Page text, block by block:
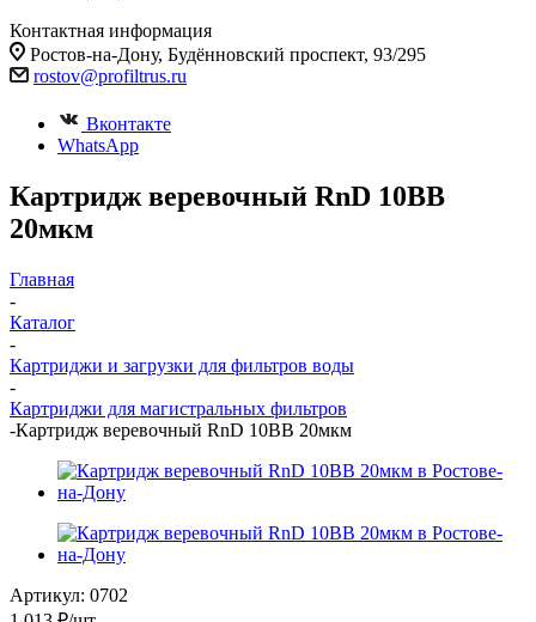
Контактная информация
Ростов-на-Дону, Будённовский проспект, 93/295
rostov@profiltrus.ru
Вконтакте
WhatsApp
Картридж веревочный RnD 10BB
20мкм
Главная
-
Каталог
-
Картриджи и загрузки для фильтров воды
-
Картриджи для магистральных фильтров
-Картридж веревочный RnD 10BB 20мкм
Артикул: 0702